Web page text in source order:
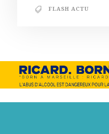
FLASH ACTU